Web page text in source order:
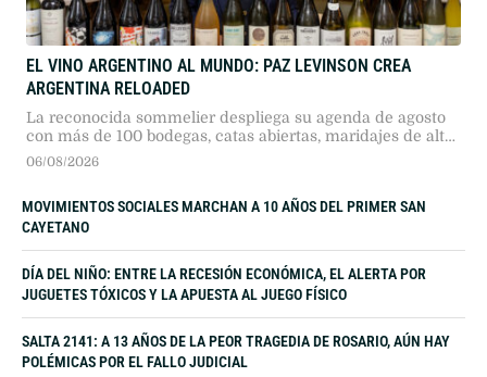
EL VINO ARGENTINO AL MUNDO: PAZ LEVINSON CREA
ARGENTINA RELOADED
La reconocida sommelier despliega su agenda de agosto
con más de 100 bodegas, catas abiertas, maridajes de alta
gama y etiquetas inéditas.
06/08/2026
MOVIMIENTOS SOCIALES MARCHAN A 10 AÑOS DEL PRIMER SAN
CAYETANO
DÍA DEL NIÑO: ENTRE LA RECESIÓN ECONÓMICA, EL ALERTA POR
JUGUETES TÓXICOS Y LA APUESTA AL JUEGO FÍSICO
SALTA 2141: A 13 AÑOS DE LA PEOR TRAGEDIA DE ROSARIO, AÚN HAY
POLÉMICAS POR EL FALLO JUDICIAL